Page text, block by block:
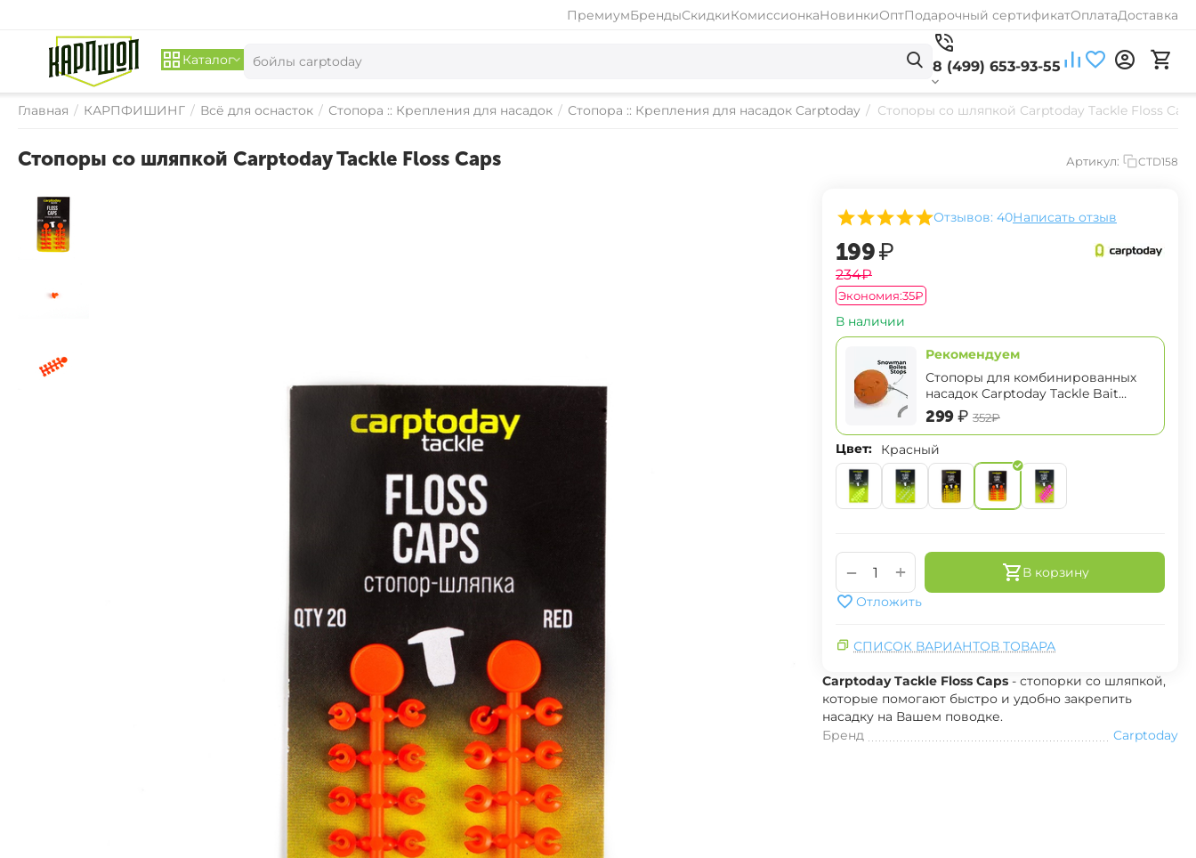
ПремиумБрендыСкидкиКомиссионкаНовинкиОптПодарочный сертификатОплатаДоставка
Каталог 8 (499) 653-93-55
Главная / КАРПФИШИНГ / Всё для оснасток / Стопора :: Крепления для насадок / Стопора :: Крепления для насадок Carptoday / Стопоры со шляпкой Carptoday Tackle Floss Caps
Стопоры со шляпкой Carptoday Tackle Floss Caps Артикул: CTD158
Отзывов: 40Написать отзыв
‍199‍₽
‍234‍₽
Экономия:‍35‍₽
В наличии
Рекомендуем
Стопоры для комбинированных
насадок Carptoday Tackle Bait
Bung Snowman Boiles Stops
‍299‍₽ ‍352‍₽
Цвет: Красный
+
−
В корзину
Отложить
СПИСОК ВАРИАНТОВ ТОВАРА
Carptoday Tackle Floss Caps - стопорки со шляпкой,
которые помогают быстро и удобно закрепить
насадку на Вашем поводке.
Бренд
Carptoday